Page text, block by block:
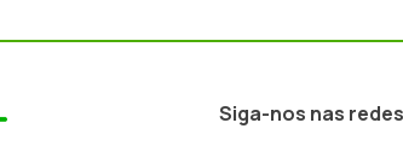
Siga-nos nas